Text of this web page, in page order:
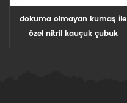
dokuma olmayan kumaş ile
özel nitril kauçuk çubuk